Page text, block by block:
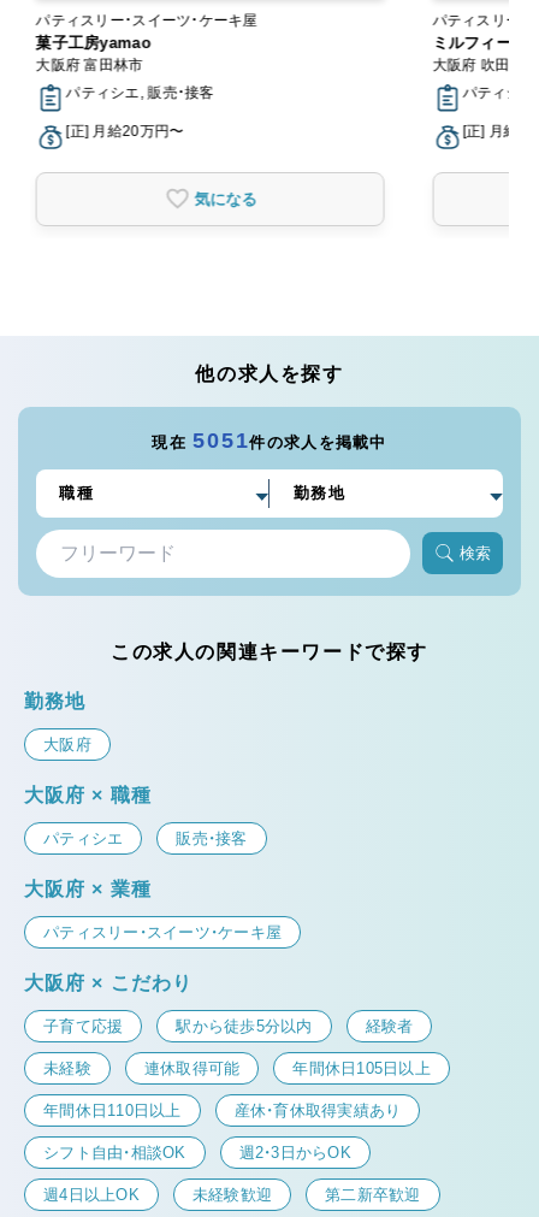
パティスリー・スイーツ・ケーキ屋
菓子工房yamao
大阪府 富田林市
パティシエ, 販売・接客
[正] 月給20万円〜
気になる
パティスリー・
ミルフィーユ（
大阪府 吹田市
パティシエ
[正] 月給
他の求人を探す
現在5051件の求人を掲載中
検索
この求人の関連キーワードで探す
勤務地
大阪府
大阪府 × 職種
パティシエ 販売・接客
大阪府 × 業種
パティスリー・スイーツ・ケーキ屋
大阪府 × こだわり
子育て応援 駅から徒歩5分以内 経験者
未経験 連休取得可能 年間休日105日以上
年間休日110日以上 産休・育休取得実績あり
シフト自由・相談OK 週2・3日からOK
週4日以上OK 未経験歓迎 第二新卒歓迎